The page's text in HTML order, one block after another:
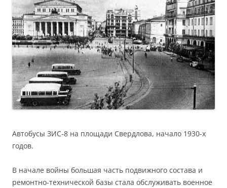
Автобусы ЗИС-8 на площади Свердлова, начало 1930-х
годов.
В начале войны большая часть подвижного состава и
ремонтно-технической базы стала обслуживать военное